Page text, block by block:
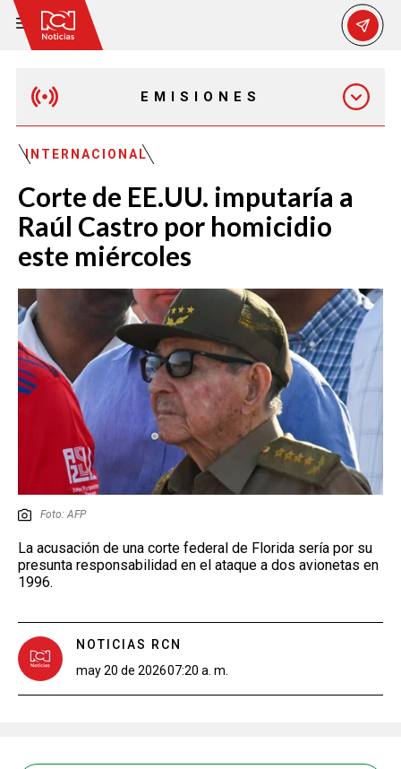
EMISIONES
EMISIÓN 7:00 PM
INTERNACIONAL
Corte de EE.UU. imputaría a
Raúl Castro por homicidio
este miércoles
Foto: AFP
La acusación de una corte federal de Florida sería por su
presunta responsabilidad en el ataque a dos avionetas en
1996.
NOTICIAS RCN
may 20 de 202607:20 a. m.